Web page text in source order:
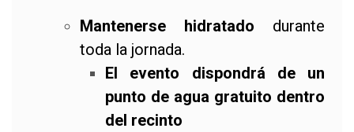
Mantenerse hidratado durante
toda la jornada.
El evento dispondrá de un
punto de agua gratuito dentro
del recinto